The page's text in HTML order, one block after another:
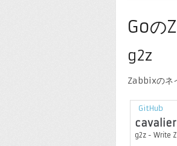
Goの
g2z
Zabbixのネ
GitHub
g2z - Write